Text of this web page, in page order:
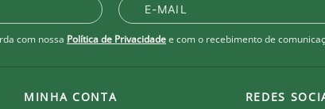
o confortável e seco.
com nossa Política de Privacidadee com o recebimento de
MINHA CONTA REDES